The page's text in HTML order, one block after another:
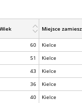
Wiek Miejsce
60 Kielce
51 Kielce
43 Kielce
36 Kielce
40 Kielce